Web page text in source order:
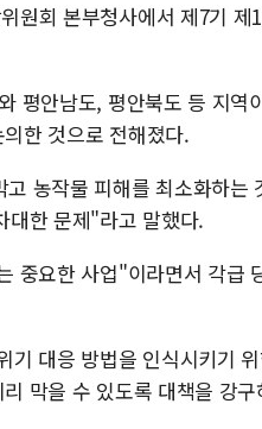
원회 본부청사에서 제7기 제
평안남도, 평안북도 등 지역
한 것으로 전해졌다.
농작물 피해를 최소화하는
대한 문제"라고 말했다.
중요한 사업"이라면서 각급
대응 방법을 인식시키기
막을 수 있도록 대책을 강